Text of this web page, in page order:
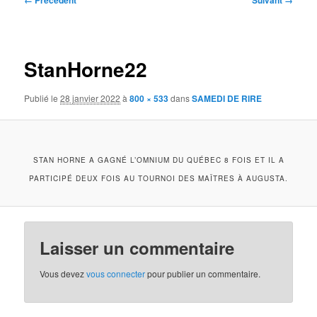
StanHorne22
Publié le28 janvier 2022 à800 × 533dansSAMEDI DE RIRE
STAN HORNE A GAGNÉ L’OMNIUM DU QUÉBEC 8 FOIS ET IL A
PARTICIPÉ DEUX FOIS AU TOURNOI DES MAÎTRES À AUGUSTA.
Laisser un commentaire
Vous devezvous connecterpour publier un commentaire.